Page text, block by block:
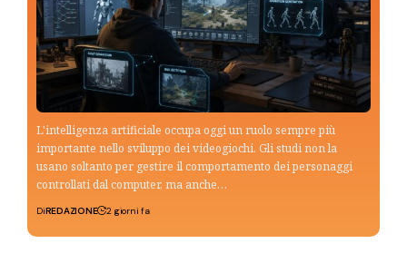
L'intelligenza artificiale occupa oggi un ruolo sempre più
importante nello sviluppo dei videogiochi. Gli studi non la
usano soltanto per gestire il comportamento dei personaggi
controllati dal computer, ma anche…
DiREDAZIONE 2 giorni fa